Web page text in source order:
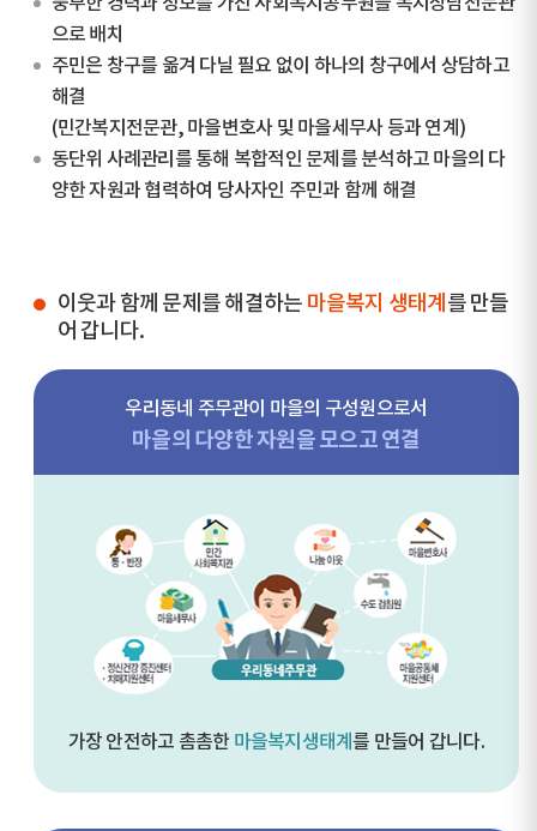
으로 배치
주민은 창구를 옮겨 다닐 필요 없이 하나의 창구에서 상담하고
해결
(민간복지전문관, 마을변호사 및 마을세무사 등과 연계)
동단위 사례관리를 통해 복합적인 문제를 분석하고 마을의 다
양한 자원과 협력하여 당사자인 주민과 함께 해결
이웃과 함께 문제를 해결하는 마을복지 생태계 를 만들
어 갑니다.
우리동네 주무관이 마을의 구성원으로서
마을의 다양한 자원을 모으고 연결
가장 안전하고 촘촘한 마을복지생태계 를 만들어 갑니다.